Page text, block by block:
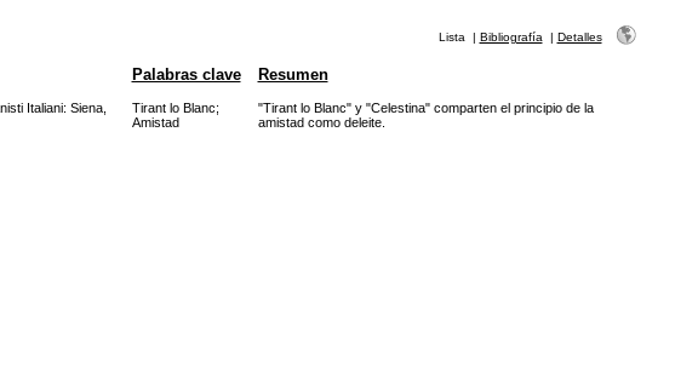
Lista | Bibliografía | Detalles
Palabras clave Resumen
Italiani: Siena,
Tirant lo Blanc;
Amistad
"Tirant lo Blanc" y "Celestina" comparten el principio de la
amistad como deleite.